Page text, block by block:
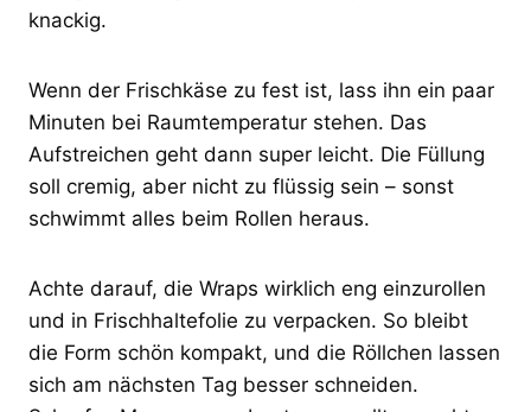
knackig.
Wenn der Frischkäse zu fest ist, lass ihn ein paar
Minuten bei Raumtemperatur stehen. Das
Aufstreichen geht dann super leicht. Die Füllung
soll cremig, aber nicht zu flüssig sein – sonst
schwimmt alles beim Rollen heraus.
Achte darauf, die Wraps wirklich eng einzurollen
und in Frischhaltefolie zu verpacken. So bleibt
die Form schön kompakt, und die Röllchen lassen
sich am nächsten Tag besser schneiden.